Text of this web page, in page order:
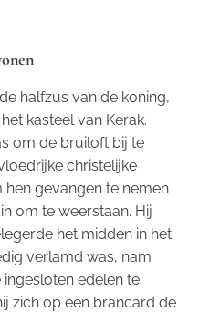
halfzus van de koning,
kasteel van Kerak.
om de bruiloft bij te
christelijke
hen gevangen te nemen
om te weerstaan. Hij
het midden in het
verlamd was, nam
edelen te
zich op een brancard de